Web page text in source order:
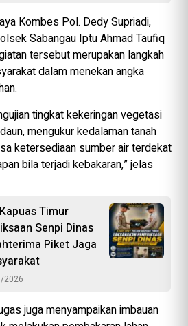
Kombes Pol. Dedy Supriadi,
Sabangau Iptu Ahmad Taufiq
tersebut merupakan langkah
dalam menekan angka
tingkat kekeringan vegetasi
mengukur kedalaman tanah
ketersediaan sumber air terdekat
bila terjadi kebakaran,” jelas
Timur
Senpi Dinas
Piket Jaga
2026
juga menyampaikan imbauan